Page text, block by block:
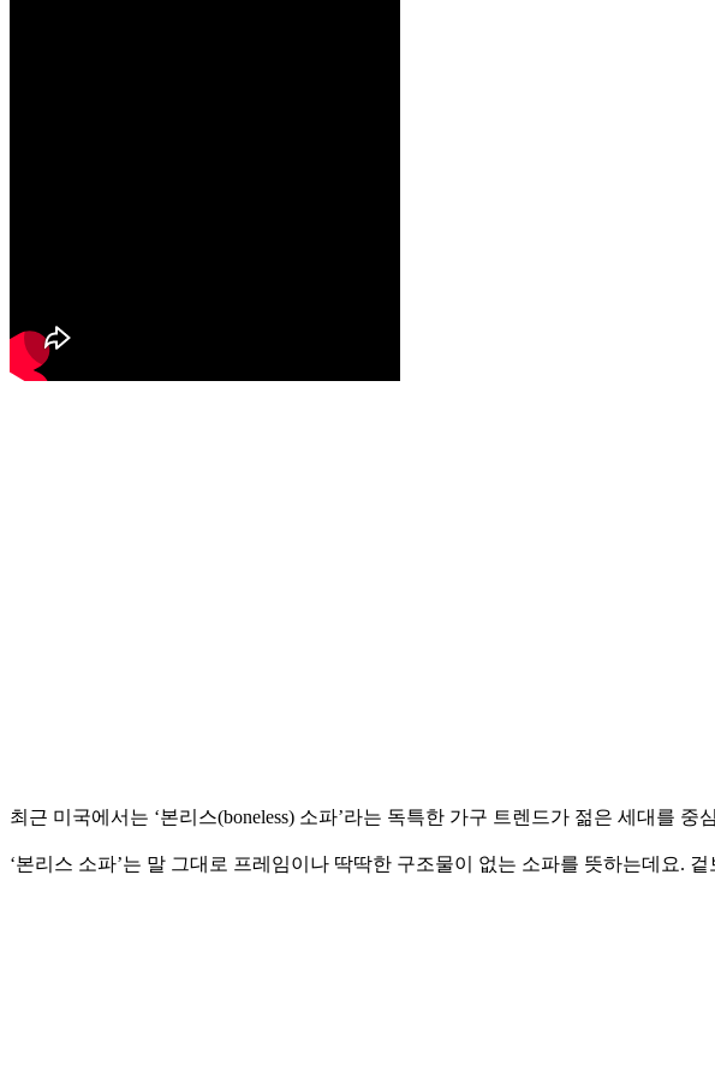
최근 미국에서는 ‘본리스(boneless) 소파’라는 독특한 가구 트렌드가 젊은 세대를 중
‘본리스 소파’는 말 그대로 프레임이나 딱딱한 구조물이 없는 소파를 뜻하는데요.